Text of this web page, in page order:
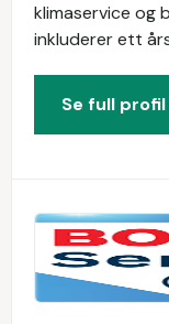
klimaservice og
inkluderer ett
Se full profil